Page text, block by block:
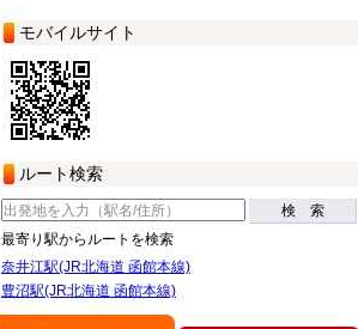
モバイルサイト
ルート検索
検 索
最寄り駅からルートを検索
奈井江駅(JR北海道 函館本線)
豊沼駅(JR北海道 函館本線)